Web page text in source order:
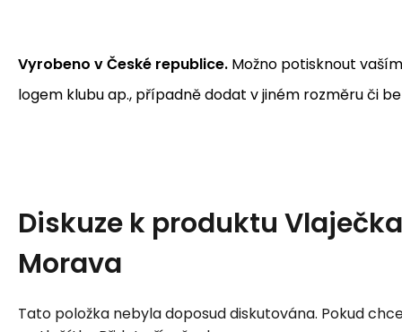
Vyrobeno v České republice. Možno potisknout
logem klubu ap., případně dodat v jiném rozměru či
Diskuze k produktu
Morava
Tato položka nebyla doposud diskutována. Pokud